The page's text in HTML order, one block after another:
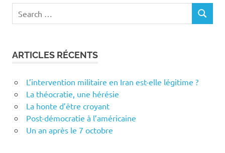
for:
SEARCH
ARTICLES RÉCENTS
L’intervention militaire en Iran est-elle légitime ?
La théocratie, une hérésie
La honte d’être croyant
Post-démocratie à l’américaine
Un an après le 7 octobre